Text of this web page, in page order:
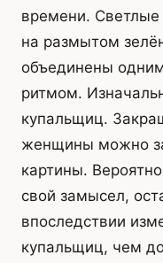
времени.
на размытом
объединены
ритмом.
купальщиц.
женщины можно
картины.
свой замысел,
впоследствии
купальщиц, чем